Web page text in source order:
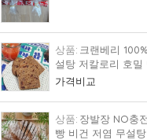
크랜베리
설탕 저칼로리 호밀
가격비교
장발장 NO충
빵 비건 저염 무설